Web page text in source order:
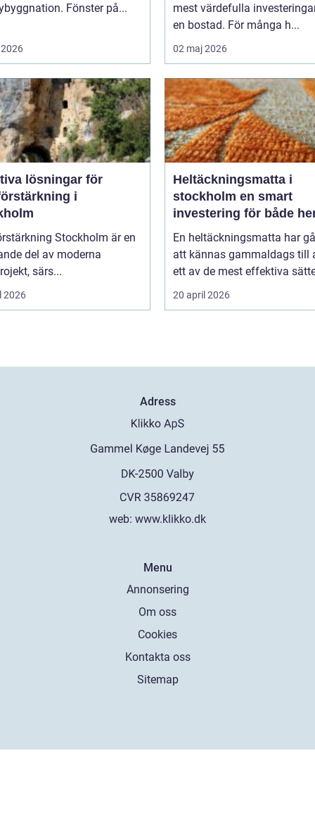
Fönster på...
mest värdefulla
en bostad. För många h...
02 maj 2026
lösningar för
i
Stockholm är en
del av moderna
särs...
2026
Heltäckningsmatta i
stockholm en smart
investering för både
och kontor
En heltäckningsmatta har
att kännas gammaldags till
ett av de mest effektiva
20 april 2026
Adress
web: www.klikko.dk
Menu
Annonsering
Om oss
Cookies
Kontakta oss
Sitemap